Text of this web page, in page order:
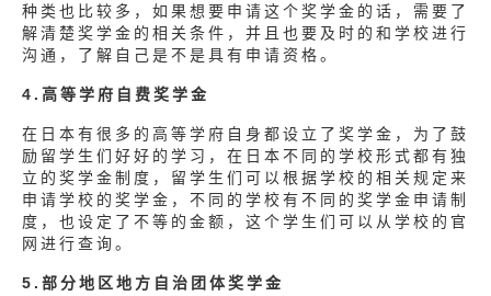
种类也比较多，如果想要申请这个奖学金的话，需要了
解清楚奖学金的相关条件，并且也要及时的和学校进行
沟通，了解自己是不是具有申请资格。
4.高等学府自费奖学金
在日本有很多的高等学府自身都设立了奖学金，为了鼓
励留学生们好好的学习，在日本不同的学校形式都有独
立的奖学金制度，留学生们可以根据学校的相关规定来
申请学校的奖学金，不同的学校有不同的奖学金申请制
度，也设定了不等的金额，这个学生们可以从学校的官
网进行查询。
5.部分地区地方自治团体奖学金